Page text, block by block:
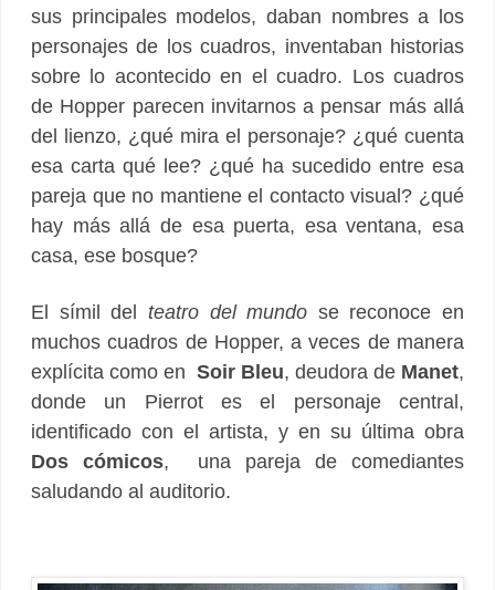
sus principales modelos, daban nombres a los
personajes de los cuadros, inventaban historias
sobre lo acontecido en el cuadro. Los cuadros
de Hopper parecen invitarnos a pensar más allá
del lienzo, ¿qué mira el personaje? ¿qué cuenta
esa carta qué lee? ¿qué ha sucedido entre esa
pareja que no mantiene el contacto visual? ¿qué
hay más allá de esa puerta, esa ventana, esa
casa, ese bosque?
El símil del teatro del mundo se reconoce en
muchos cuadros de Hopper, a veces de manera
explícita como en Soir Bleu, deudora de Manet,
donde un Pierrot es el personaje central,
identificado con el artista, y en su última obra
Dos cómicos, una pareja de comediantes
saludando al auditorio.